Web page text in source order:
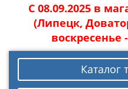
С 08.09.2025 в
(Липецк,
Каталог